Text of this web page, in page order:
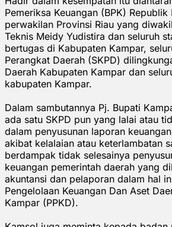
Pemeriksa Keuangan (BPK) Republik
perwakilan Provinsi Riau yang
Teknis Meidy Yudistira dan seluruh
bertugas di Kabupaten Kampar,
Perangkat Daerah (SKPD)
Daerah Kabupaten Kampar dan
kabupaten Kampar.
Dalam sambutannya Pj. Bupati
ada satu SKPD pun yang lalai atau
dalam penyusunan laporan
akibat kelalaian atau keterlambatan
berdampak tidak selesainya
keuangan pemerintah daerah yang
akuntansi dan pelaporan dalam hal
Pengelolaan Keuangan Dan Aset
Kampar (PPKD).